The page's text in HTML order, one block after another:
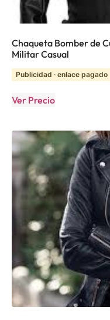
Chaqueta Bomber de
Militar Casual
Publicidad · enlace pagado
Ver Precio